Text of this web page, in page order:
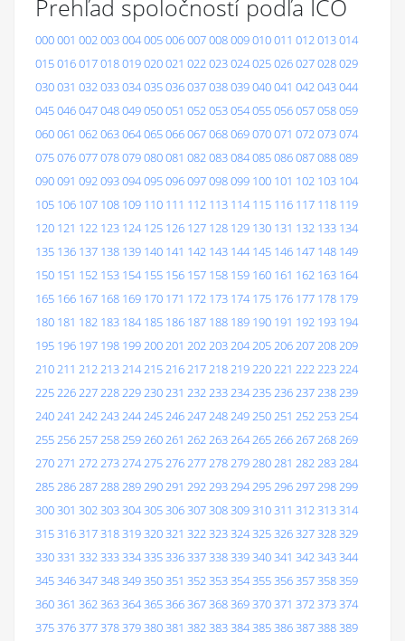
Prehľad spoločností podľa IČO
000001 002003004005006007008009010011 012013014
015016017018019020021 022023024025026027028029
030031 032033034035036037038039040041 042043044
045046047048049050051 052053054055056057058059
060061 062063064065066067068069070071 072073074
075076077078079080081 082083084085086087088089
090091 092093094095096097098099 100 101 102 103 104
105 106 107 108 109 110 111 112 113 114 115 116 117 118 119
120 121 122 123 124 125 126 127 128 129 130 131 132 133 134
135 136 137 138 139 140 141 142 143 144 145 146 147 148 149
150 151 152 153 154 155 156 157 158 159 160 161 162 163 164
165 166 167 168 169 170 171 172 173 174 175 176 177 178 179
180 181 182 183 184 185 186 187 188 189 190 191 192 193 194
195 196 197 198 199200201 202203204205206207208209
210211 212213214215216217218219220221 222223224
225226227228229230231 232233234235236237238239
240241 242243244245246247248249250251 252253254
255256257258259260261 262263264265266267268269
270271 272273274275276277278279280281 282283284
285286287288289290291 292293294295296297298299
300301 302303304305306307308309310311 312313314
315316317318319320321 322323324325326327328329
330331 332333334335336337338339340341 342343344
345346347348349350351 352353354355356357358359
360361 362363364365366367368369370371 372373374
375376377378379380381 382383384385386387388389